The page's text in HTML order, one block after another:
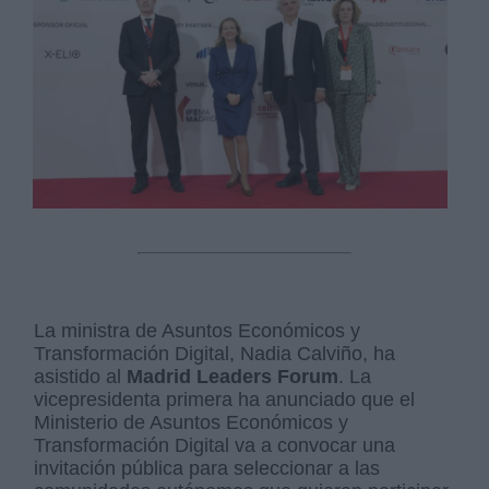
La ministra de Asuntos Económicos y
Transformación Digital, Nadia Calviño, ha
asistido al Madrid Leaders Forum. La
vicepresidenta primera ha anunciado que el
Ministerio de Asuntos Económicos y
Transformación Digital va a convocar una
invitación pública para seleccionar a las